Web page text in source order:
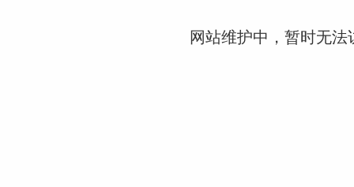
网站维护中，暂时无